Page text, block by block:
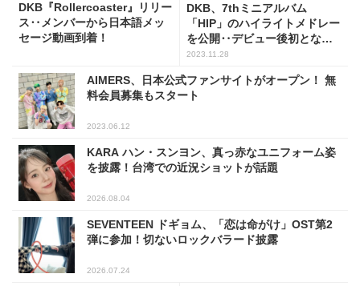
DKB『Rollercoaster』リリー
ス‥メンバーから日本語メッ
セージ動画到着！
DKB、7thミニアルバム
「HIP」のハイライトメドレー
を公開‥デビュー後初となる
ファンソングも
2023.11.28
AIMERS、日本公式ファンサイトがオープン！ 無
料会員募集もスタート
2023.06.12
KARA ハン・スンヨン、真っ赤なユニフォーム姿
を披露！台湾での近況ショットが話題
2026.08.04
SEVENTEEN ドギョム、「恋は命がけ」OST第2
弾に参加！切ないロックバラード披露
2026.07.24